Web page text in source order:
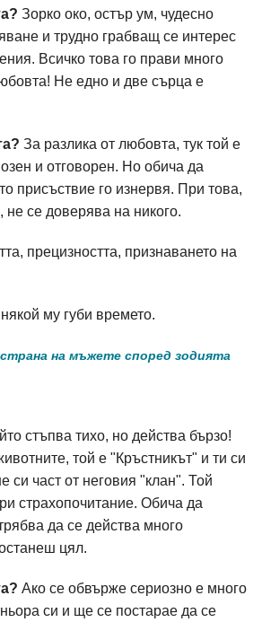
Зорко око, остър ум, чудесно
и трудно грабващ се интерес
Всичко това го прави много
Не едно и две сърца е
За разлика от любовта, тук той е
и отговорен. Но обича да
присъствие го изнервя. При това,
не се доверява на никого.
прецизността, признаването на
някой му губи времето.
на мъжете според зодията
стъпва тихо, но действа бързо!
той е "Кръстникът" и ти си
си част от неговия "клан". Той
страхопочитание. Обича да
да се действа много
цял.
Ако се обвърже сериозно е много
си и ще се постарае да се